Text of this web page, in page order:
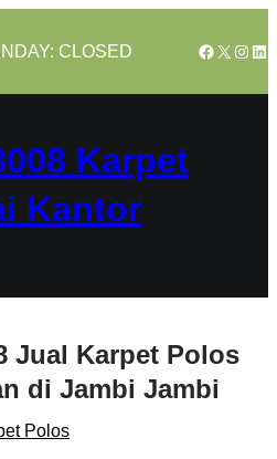
CLOSED Facebook
X
Karpet
Kantor
Jual Karpet Polos
di Jambi Jambi
Polos